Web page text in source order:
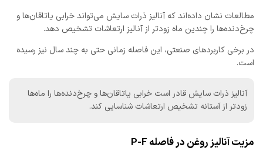
مطالعات نشان داده‌اند که آنالیز ذرات سایش می‌تواند خرابی یاتاقان‌ها و
چرخ‌دنده‌ها را چندین ماه زودتر از آنالیز ارتعاشات تشخیص دهد.
در برخی کاربردهای صنعتی، این فاصله زمانی حتی به چند سال نیز رسیده
است.
آنالیز ذرات سایش قادر است خرابی یاتاقان‌ها و چرخ‌دنده‌ها را ماه‌ها
زودتر از آستانه تشخیص ارتعاشات شناسایی کند.
مزیت آنالیز روغن در فاصله P-F